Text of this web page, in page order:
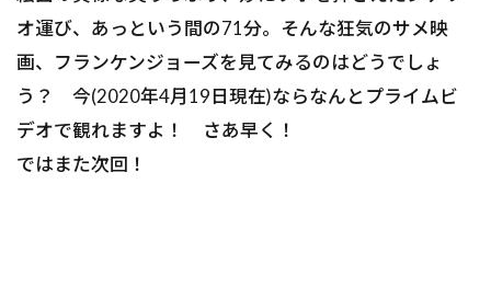
オ運び、あっという間の71分。そんな狂気のサメ映
画、フランケンジョーズを見てみるのはどうでしょ
う？ 今(2020年4月19日現在)ならなんとプライムビ
デオで観れますよ！ さあ早く！
ではまた次回！